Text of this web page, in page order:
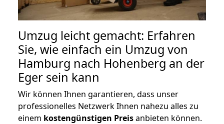
Umzug leicht gemacht: Erfahren
Sie, wie einfach ein Umzug von
Hamburg nach Hohenberg an der
Eger sein kann
Wir können Ihnen garantieren, dass unser
professionelles Netzwerk Ihnen nahezu alles zu
einem kostengünstigen Preisanbieten können.